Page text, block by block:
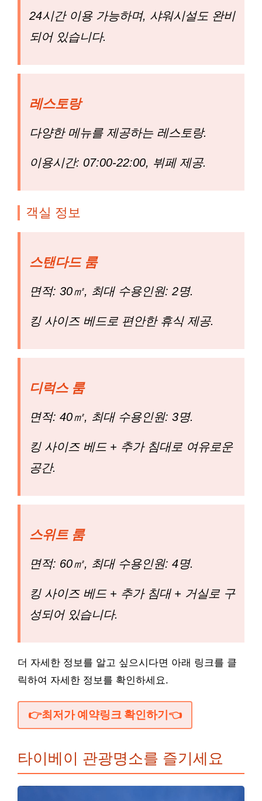
24시간 이용 가능하며, 샤워시설도 완비
되어 있습니다.
레스토랑
다양한 메뉴를 제공하는 레스토랑.
이용시간: 07:00-22:00, 뷔페 제공.
객실 정보
스탠다드 룸
면적: 30㎡, 최대 수용인원: 2명.
킹 사이즈 베드로 편안한 휴식 제공.
디럭스 룸
면적: 40㎡, 최대 수용인원: 3명.
킹 사이즈 베드 + 추가 침대로 여유로운
공간.
스위트 룸
면적: 60㎡, 최대 수용인원: 4명.
킹 사이즈 베드 + 추가 침대 + 거실로 구
성되어 있습니다.
더 자세한 정보를 알고 싶으시다면 아래 링크를 클
릭하여 자세한 정보를 확인하세요.
👉최저가 예약링크 확인하기👈
타이베이 관광명소를 즐기세요